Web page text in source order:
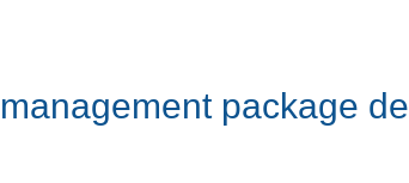
package de